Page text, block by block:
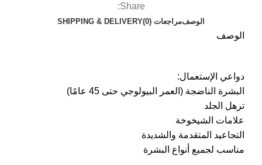
Share:
الوصفمراجعات (0) SHIPPING & DELIVERY
الوصف
دواعي الإستعمال:
البشرة الناضجة (العمر البيولوجي حتى 45 عامًا)
ترهل الجلد
علامات الشيخوخة
التجاعيد المتقدمة والشديدة
مناسب لجميع أنواع البشرة